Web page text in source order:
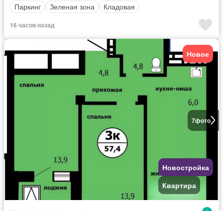
Паркинг
Зеленая зона Кладовая
16 часов назад
7фото
Новое
Новостройка
Квартира